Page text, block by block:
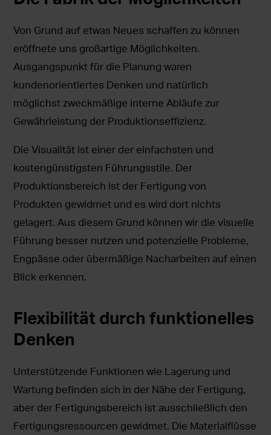
Von Grund auf etwas Neues schaffen zu können
eröffnete uns großartige Möglichkeiten.
Ausgangspunkt für die Planung waren
kundenorientiertes Denken und natürlich
möglichst zweckmäßige interne Abläufe zur
Gewährleistung der Produktionseffizienz.
Die Visualität ist einer der einfachsten und
kostengünstigsten Führungsstile. Der
Produktionsbereich ist der Fertigung von
Produkten gewidmet und es wird dort nichts
gelagert. Aus diesem Grund können wir die visuelle
Führung besser nutzen und potenzielle Probleme,
Engpässe oder übermäßige Nacharbeiten auf einen
Blick erkennen.
Flexibilität durch funktionelles
Denken
Unterstützende Funktionen wie Lagerung und
Wartung befinden sich in der Nähe der Fertigung,
aber der Fertigungsbereich ist ausschließlich den
Fertigungsressourcen gewidmet. Die Materialflüsse